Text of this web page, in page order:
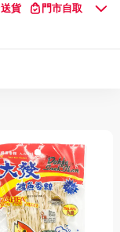
送貨 門市自取